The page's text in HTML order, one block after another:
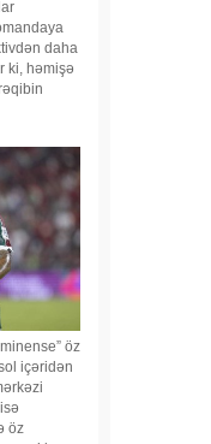
daha
ki, həmişə
öz
içəridən
öz